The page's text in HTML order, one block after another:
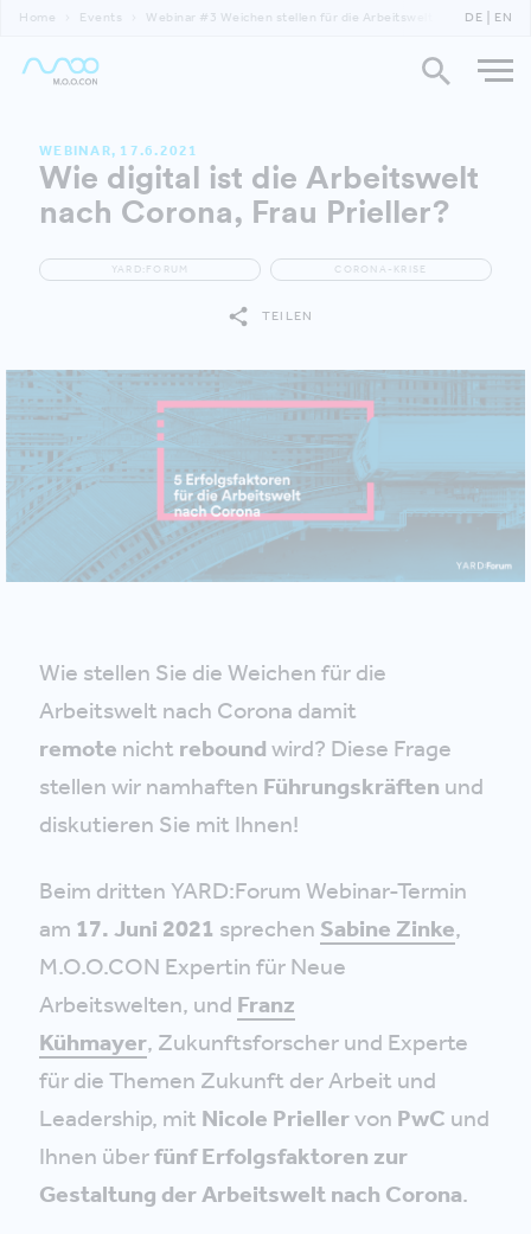
Home Events Webinar #3 Weichen stellen für die Arbeitswelt nach Corona
DE EN
WEBINAR, 17.6.2021
Wie digital ist die Arbeitswelt
nach Corona, Frau Prieller?
YARD:FORUM CORONA-KRISE
TEILEN
Wie stellen Sie die Weichen für die
Arbeitswelt nach Corona damit
remote nicht rebound wird? Diese Frage
stellen wir namhaften Führungskräften und
diskutieren Sie mit Ihnen!
Beim dritten YARD:Forum Webinar-Termin
am 17. Juni 2021 sprechen Sabine Zinke,
M.O.O.CON Expertin für Neue
Arbeitswelten, und Franz
Kühmayer, Zukunftsforscher und Experte
für die Themen Zukunft der Arbeit und
Leadership, mit Nicole Priellervon PwC und
Ihnen überfünf Erfolgsfaktoren zur
Gestaltung der Arbeitswelt nach Corona.